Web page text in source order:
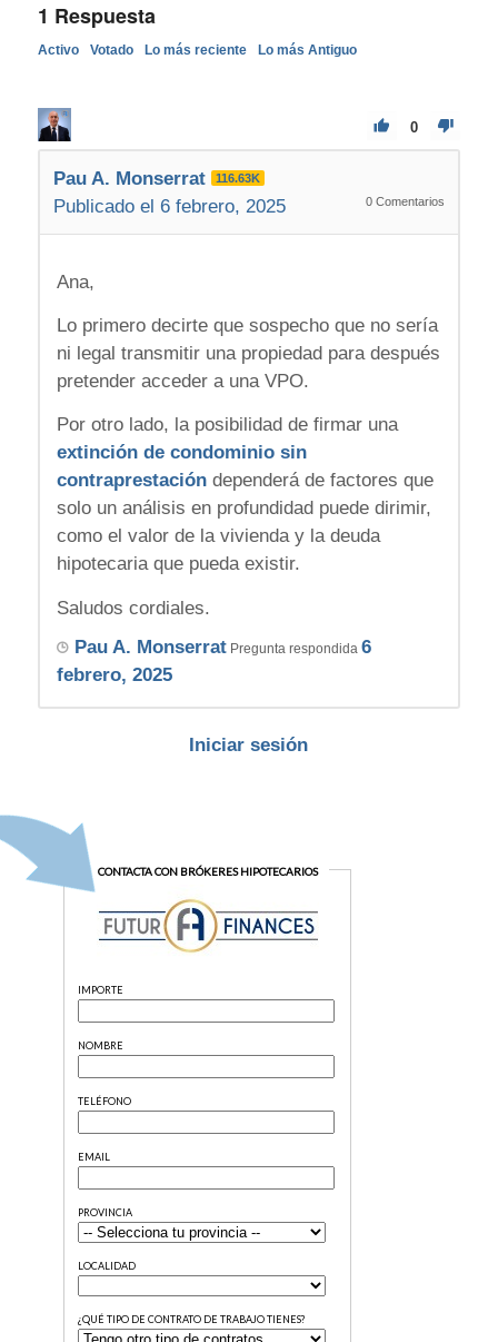
1 Respuesta
Activo Votado Lo más reciente Lo más Antiguo
0
Pau A. Monserrat 116.63K
Publicado el 6 febrero, 2025 0 Comentarios
Ana,
Lo primero decirte que sospecho que no sería
ni legal transmitir una propiedad para después
pretender acceder a una VPO.
Por otro lado, la posibilidad de firmar una
extinción de condominio sin
contraprestacióndependerá de factores que
solo un análisis en profundidad puede dirimir,
como el valor de la vivienda y la deuda
hipotecaria que pueda existir.
Saludos cordiales.
Pau A. MonserratPregunta respondida 6
febrero, 2025
Iniciar sesión